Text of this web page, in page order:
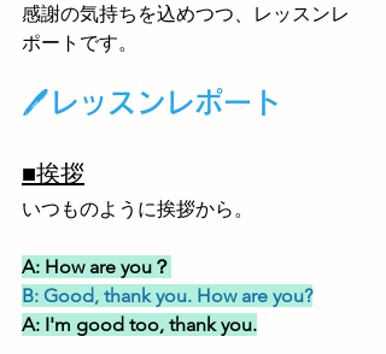
感謝の気持ちを込めつつ、レッスンレ
ポートです。
🖊レッスンレポート
■挨拶
いつものように挨拶から。
A: How are you？
B: Good, thank you. How are you?
A: I'm good too, thank you.